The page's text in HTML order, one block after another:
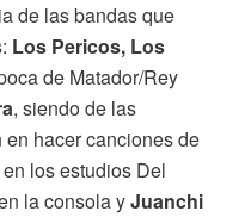
de las bandas que
Los Pericos, Los
de Matador/Rey
, siendo de las
hacer canciones de
los estudios Del
la consola yJuanchi